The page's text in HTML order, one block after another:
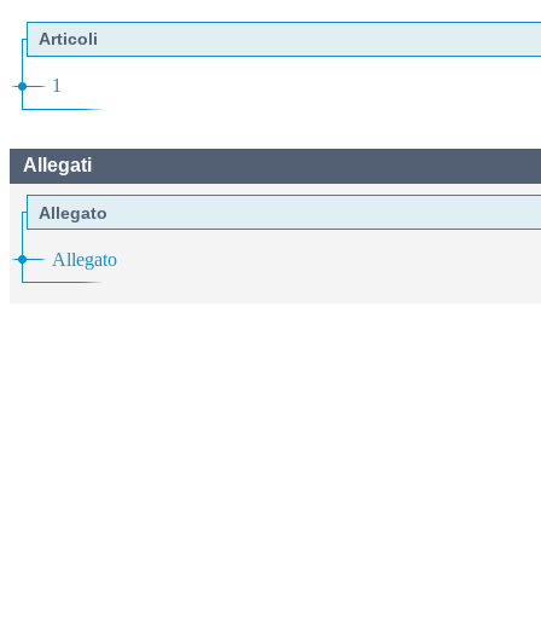
Articoli
1
Allegati
Allegato
Allegato